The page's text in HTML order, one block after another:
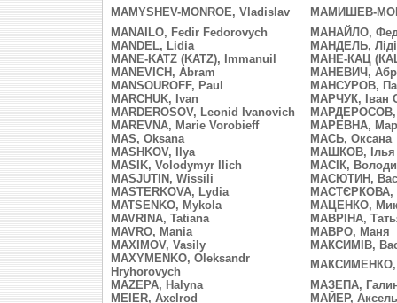
MAMYSHEV-MONROE, Vladislav
МАМИШЕВ-
MANAILO, Fedir Fedorovych
МАНАЙЛО,
MANDEL, Lidia
МАНДЕЛЬ,
MANE-KATZ (KATZ), Immanuil
МАНЕ-КАЦ
MANEVICH, Abram
МАНЕВИЧ,
MANSOUROFF, Paul
МАНСУРОВ,
MARCHUK, Ivan
МАРЧУК, Іван
MARDEROSOV, Leonid Ivanovich
МАРДЕРОСОВ,
MAREVNA, Marie Vorobieff
МАРЕВНА,
MAS, Oksana
МАСЬ, Оксана
MASHKOV, Ilya
МАШКОВ, Ілья
MASIK, Volodymyr Ilich
МАСІК,
MASJUTIN, Wissili
МАСЮТИН,
MASTERKOVA, Lydia
МАСТЄРКОВА,
MATSENKO, Mykola
МАЦЕНКО,
MAVRINA, Tatiana
МАВРІНА,
MAVRO, Mania
МАВРО, Маня
MAXIMOV, Vasily
МАКСИМІВ,
MAXYMENKO, Oleksandr
Hryhorovych
МАКСИМЕНКО,
MAZEPA, Halyna
МАЗЕПА,
MEIER, Axelrod
МАЙЕР,